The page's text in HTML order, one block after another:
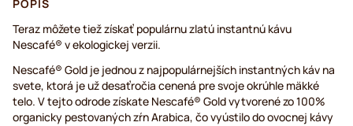
POPIS
Teraz môžete tiež získať populárnu zlatú instantnú kávu
Nescafé® v ekologickej verzii.
Nescafé® Gold je jednou z najpopulárnejších instantných káv na
svete, ktorá je už desaťročia cenená pre svoje okrúhle mäkké
telo. V tejto odrode získate Nescafé® Gold vytvorené zo 100%
organicky pestovaných zŕn Arabica, čo vyústilo do ovocnej kávy